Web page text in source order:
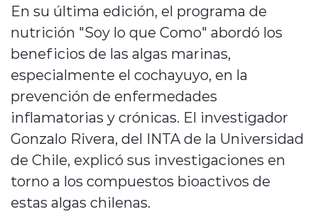
Deportes
Entrevistas
Quienes Somos
modo claro
En su última edición, el programa de
nutrición "Soy lo que Como" abordó los
beneficios de las algas marinas,
especialmente el cochayuyo, en la
prevención de enfermedades
inflamatorias y crónicas. El investigador
Gonzalo Rivera, del INTA de la Universidad
de Chile, explicó sus investigaciones en
torno a los compuestos bioactivos de
estas algas chilenas.